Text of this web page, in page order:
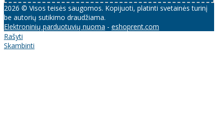
2026 © Visos teisės saugomos. Kopijuoti, platinti svetainės turinį
be autorių sutikimo draudžiama.
Elektroninių parduotuvių nuoma - eshoprent.com
Rašyti
Skambinti